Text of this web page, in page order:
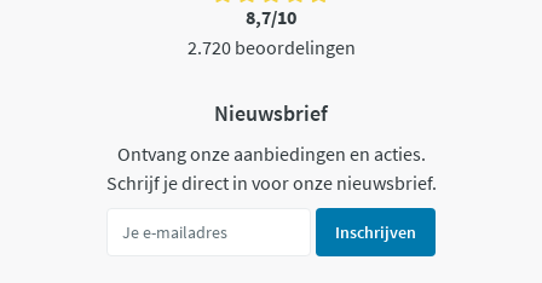
8,7/10
2.720 beoordelingen
Nieuwsbrief
Ontvang onze aanbiedingen en acties.
Schrijf je direct in voor onze nieuwsbrief.
Inschrijven